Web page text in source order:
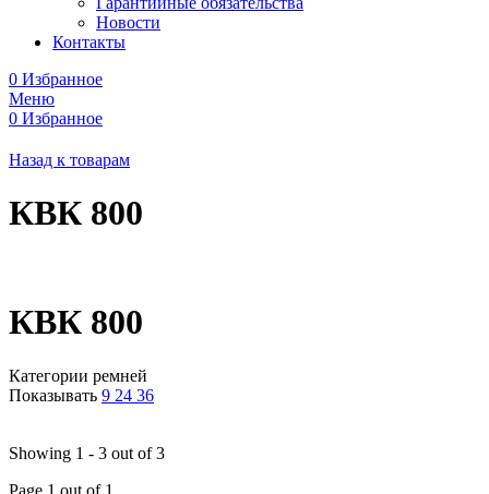
Новости
Контакты
0 Избранное
Меню
0 Избранное
Назад к товарам
КВК 800
КВК 800
Категории ремней
Показывать 9 24 36
Showing 1 - 3 out of 3
Page 1 out of 1